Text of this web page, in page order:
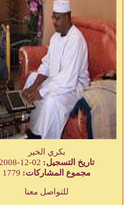
بكري الخير
تاريخ التسجيل:
مجموع المشاركات:
للتواصل معنا